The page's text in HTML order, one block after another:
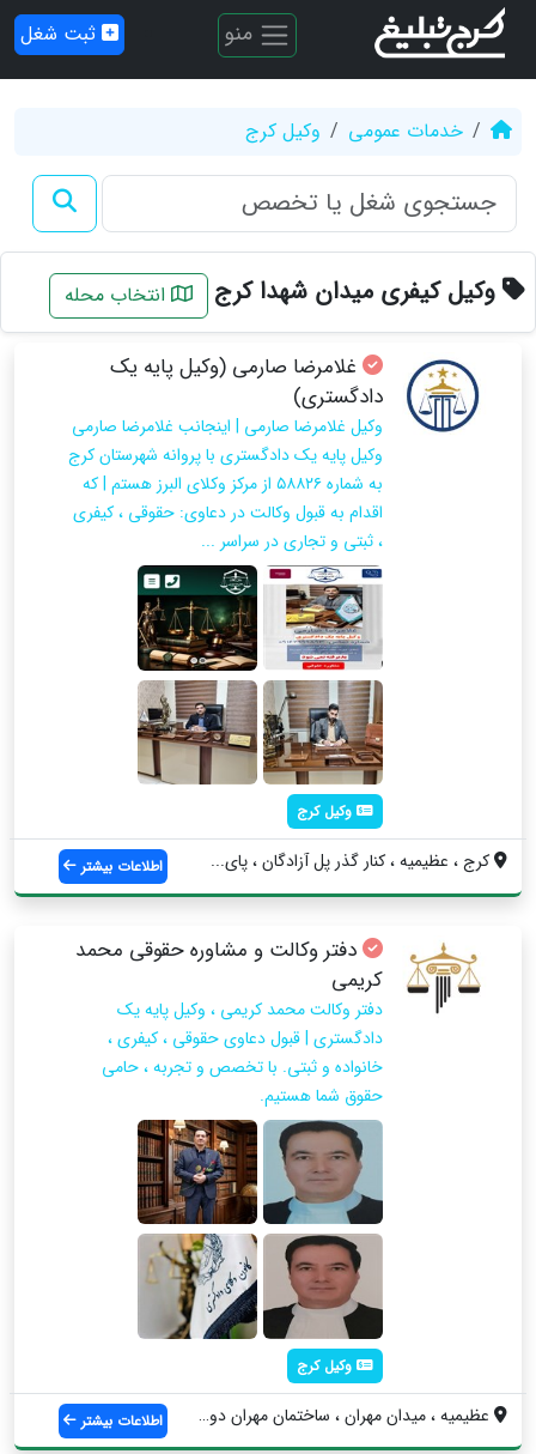
منو ثبت شغل
خدمات عمومی وکیل کرج
وکیل کیفری میدان شهدا کرج انتخاب محله
غلامرضا صارمی (وکیل پایه یک
دادگستری)
وکیل غلامرضا صارمی | اینجانب غلامرضا صارمی
وکیل پایه یک دادگستری با پروانه شهرستان کرج
به شماره ۵۸۸۲۶ از مرکز وکلای البرز هستم | که
اقدام به قبول وکالت در دعاوی: حقوقی ، کیفری
، ثبتی و تجاری در سراسر ...
وکیل کرج
کرج ، عظیمیه ، کنار گذر پل آزادگان ، پای... اطلاعات بیشتر
دفتر وکالت و مشاوره حقوقی محمد
کریمی
دفتر وکالت محمد کریمی ، وکیل پایه یک
دادگستری | قبول دعاوی حقوقی ، کیفری ،
خانواده و ثبتی. با تخصص و تجربه ، حامی
حقوق شما هستیم.
وکیل کرج
عظیمیه ، میدان مهران ، ساختمان مهران دو ... اطلاعات بیشتر